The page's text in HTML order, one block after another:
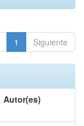
1 Siguiente
Autor(es)